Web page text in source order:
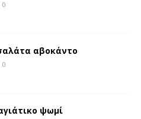
0
αβοκάντο
0
ψωμί